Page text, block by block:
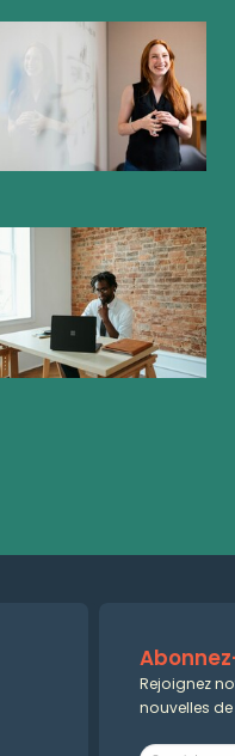
Rejoignez
nouvelles